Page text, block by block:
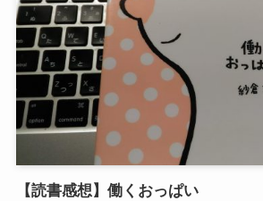
【読書感想】働くおっぱい